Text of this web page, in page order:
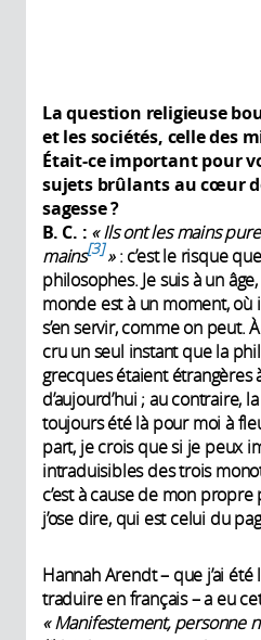
La question religieuse
et les sociétés, celle des
Était-ce important pour
sujets brûlants au cœur
sagesse ?
B. C. : « Ils ont les mains
mains 3 »: c’est le risque
philosophes. Je suis à un
monde est à un moment, où
s’en servir, comme on peut.
cru un seul instant que la
grecques étaient étrangères
d’aujourd’hui ; au contraire,
toujours été là pour moi à
part, je crois que si je peux
intraduisibles des trois
c’est à cause de mon
j’ose dire, qui est celui du
Hannah Arendt – que j’ai
traduire en français – a eu
« Manifestement, personne